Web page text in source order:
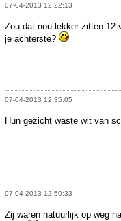
07-04-2013 12:22:13
Zou dat nou lekker zitten 12
je achterste?
07-04-2013 12:35:05
Hun gezicht waste wit van
07-04-2013 12:50:33
Zij waren natuurlijk op weg